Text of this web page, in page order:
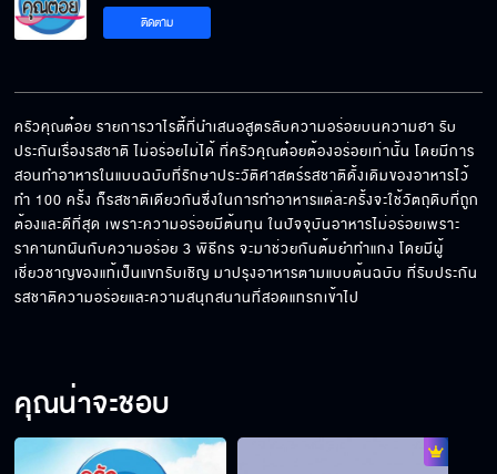
ติดตาม
ครัวคุณต๋อย รายการวาไรตี้ที่นำเสนอสูตรลับความอร่อยบนความฮา รับ
ประกันเรื่องรสชาติ ไม่อร่อยไม่ได้ ที่ครัวคุณต๋อยต้องอร่อยเท่านั้น โดยมีการ
สอนทำอาหารในแบบฉบับที่รักษาประวัติศาสตร์รสชาติดั้งเดิมของอาหารไว้
ทำ 100 ครั้ง ก็รสชาติเดียวกันซึ่งในการทำอาหารแต่ละครั้งจะใช้วัตถุดิบที่ถูก
ต้องและดีที่สุด เพราะความอร่อยมีต้นทุน ในปัจจุบันอาหารไม่อร่อยเพราะ
ราคาผกผันกับความอร่อย 3 พิธีกร จะมาช่วยกันต้มยำทำแกง โดยมีผู้
เชี่ยวชาญของแท้เป็นแขกรับเชิญ มาปรุงอาหารตามแบบต้นฉบับ ที่รับประกัน
รสชาติความอร่อยและความสนุกสนานที่สอดแทรกเข้าไป
คุณน่าจะชอบ